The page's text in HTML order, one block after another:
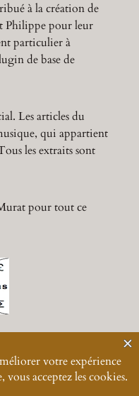
à la création de
Philippe pour leur
particulier à
de base de
Les articles du
qui appartient
les extraits sont
pour tout ce